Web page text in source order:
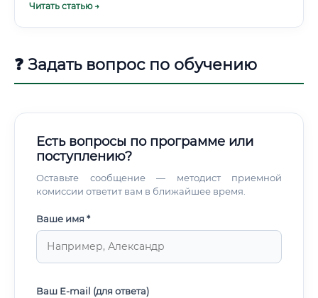
Читать статью →
❓ Задать вопрос по обучению
Есть вопросы по программе или
поступлению?
Оставьте сообщение — методист приемной
комиссии ответит вам в ближайшее время.
Ваше имя *
Ваш E-mail (для ответа)